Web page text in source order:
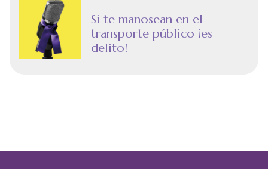
Si te manosean en el
transporte público ¡es
delito!